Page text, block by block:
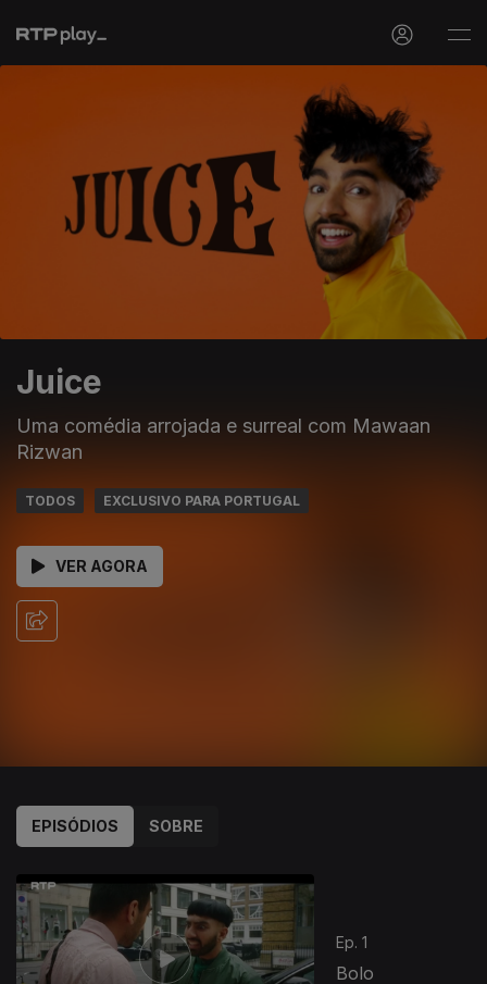
Juice
Uma comédia arrojada e surreal com Mawaan
Rizwan
TODOS EXCLUSIVO PARA PORTUGAL
VER AGORA
EPISÓDIOS SOBRE
Ep. 1
Bolo